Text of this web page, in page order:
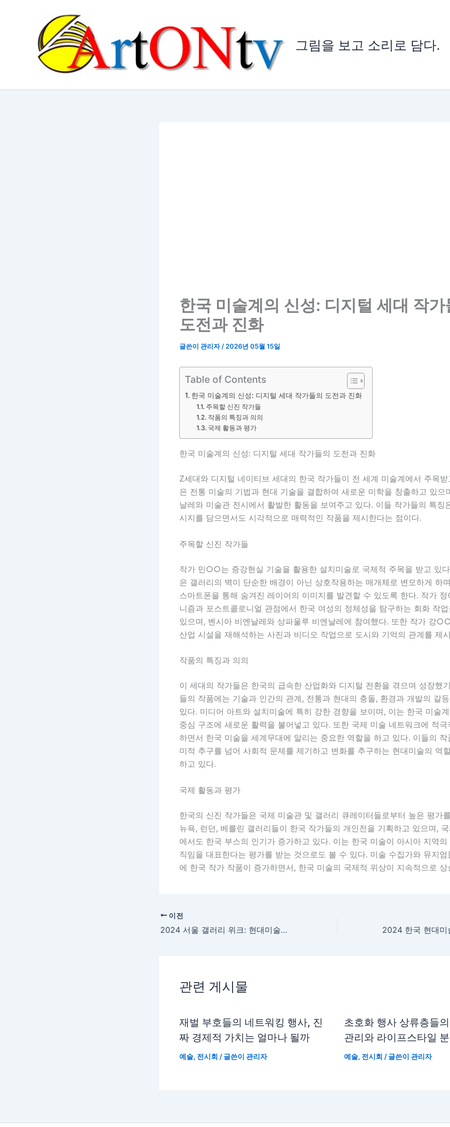
그림을 보고 소리로 담다.
한국 미술계의 신성: 디지털 세대 작가
도전과 진화
글쓴이 관리자/ 2026년 05월 15일
Table of Contents
한국 미술계의 신성: 디지털 세대 작가들의 도전과 진화
주목할 신진 작가들
작품의 특징과 의의
국제 활동과 평가
한국 미술계의 신성: 디지털 세대 작가들의 도전과 진화
Z세대와 디지털 네이티브 세대의 한국 작가들이 전 세계 미술계에서 주목
은 전통 미술의 기법과 현대 기술을 결합하여 새로운 미학을 창출하고 있으
날레와 미술관 전시에서 활발한 활동을 보여주고 있다. 이들 작가들의 특징
시지를 담으면서도 시각적으로 매력적인 작품을 제시한다는 점이다.
주목할 신진 작가들
작가 민○○는 증강현실 기술을 활용한 설치미술로 국제적 주목을 받고 있
은 갤러리의 벽이 단순한 배경이 아닌 상호작용하는 매개체로 변모하게 하
스마트폰을 통해 숨겨진 레이어의 이미지를 발견할 수 있도록 한다. 작가
니즘과 포스트콜로니얼 관점에서 한국 여성의 정체성을 탐구하는 회화 작
있으며, 벤시아 비엔날레와 상파울루 비엔날레에 참여했다. 또한 작가 강
산업 시설을 재해석하는 사진과 비디오 작업으로 도시와 기억의 관계를 제
작품의 특징과 의의
이 세대의 작가들은 한국의 급속한 산업화와 디지털 전환을 겪으며 성장했
들의 작품에는 기술과 인간의 관계, 전통과 현대의 충돌, 환경과 개발의 갈
있다. 미디어 아트와 설치미술에 특히 강한 경향을 보이며, 이는 한국 미술
중심 구조에 새로운 활력을 불어넣고 있다. 또한 국제 미술 네트워크에 적
하면서 한국 미술을 세계무대에 알리는 중요한 역할을 하고 있다. 이들의 작
미적 추구를 넘어 사회적 문제를 제기하고 변화를 추구하는 현대미술의 역
하고 있다.
국제 활동과 평가
한국의 신진 작가들은 국제 미술관 및 갤러리 큐레이터들로부터 높은 평가
뉴욕, 런던, 베를린 갤러리들이 한국 작가들의 개인전을 기획하고 있으며,
에서도 한국 부스의 인기가 증가하고 있다. 이는 한국 미술이 아시아 지역
직임을 대표한다는 평가를 받는 것으로도 볼 수 있다. 미술 수집가와 뮤지
에 한국 작가 작품이 증가하면서, 한국 미술의 국제적 위상이 지속적으로 상
이전
2024 서울 갤러리 위크: 현대미술의 경계를 허물다
관련 게시물
재벌 부호들의 네트워킹 행사, 진
짜 경제적 가치는 얼마나 될까
예술, 전시회 / 글쓴이 관리자
초호화 행사 상류층들
관리와 라이프스타일
예술, 전시회 / 글쓴이 관리자